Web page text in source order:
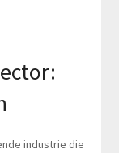
industrie die